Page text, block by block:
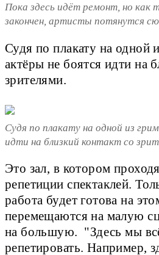
Пока здесь идёт ремонт, но как
закончен, артисты потянутся
Судя по плакату на одной
актёры не боятся идти на
зрителями.
Судя по плакату на одной из
идти на близкий контакт со
Это зал, в котором
репетиции спектаклей.
работа будет готова на
перемещаются на малую
на большую. "Здесь мы
репетировать. Например,